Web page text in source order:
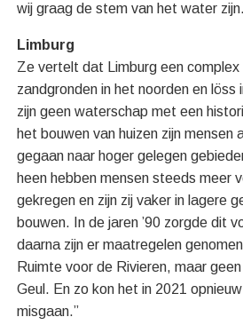
wij graag de stem van het water
Limburg
Ze vertelt dat Limburg een
zandgronden in het noorden en löss
zijn geen waterschap met een
het bouwen van huizen zijn mensen
gegaan naar hoger gelegen
heen hebben mensen steeds meer
gekregen en zijn zij vaker in lagere
bouwen. In de jaren ’90 zorgde dit
daarna zijn er maatregelen
Ruimte voor de Rivieren, maar
Geul. En zo kon het in 2021
misgaan.”